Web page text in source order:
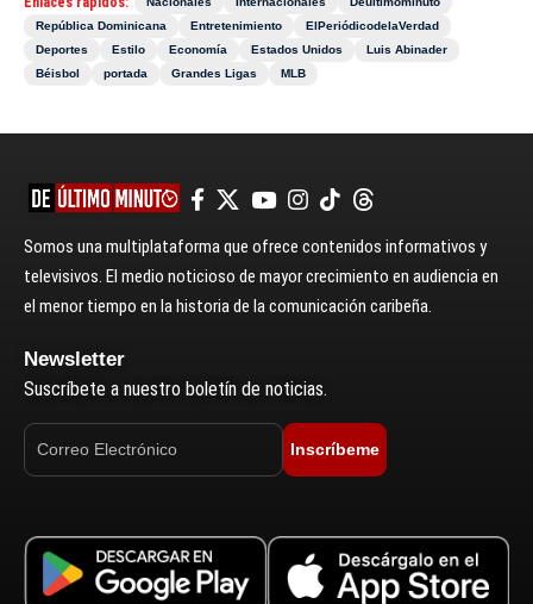
República Dominicana
Entretenimiento
ElPeriódicodelaVerdad
Deportes
Estilo Economía Estados Unidos
Luis Abinader
Béisbol
portada Grandes Ligas MLB
Somos una multiplataforma que ofrece contenidos informativos y
televisivos. El medio noticioso de mayor crecimiento en audiencia en
el menor tiempo en la historia de la comunicación caribeña.
Newsletter
Suscríbete a nuestro boletín de noticias.
Inscríbeme